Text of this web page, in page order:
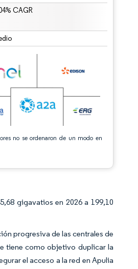
CAGR
no se ordenaron de un modo en
atribución según CC BY 4.0.
gigavatios en 2026 a 199,10
progresiva de las centrales de
tiene como objetivo duplicar la
el acceso a la red en Apulia